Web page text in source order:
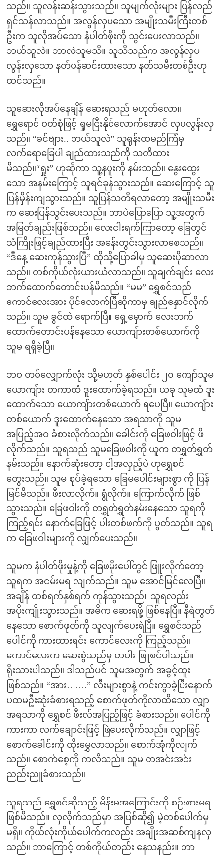
သည်။ သူလန်းဆန်းသွားသည်။ သူမျက်လုံးများ ပြန်လည်
ရှင်သန်လာသည်။ အလွန်လှပသော အမျိုးသမီးကြီးတစ်
ဦးက သူလိုအပ်သော နံပါတ်ဖိုးကို သွင်းပေးလာသည်။
ဘယ်သူလဲ။ ဘာလဲသူမသိ။ သူသိသည်က အလွန်လှပ
လွန်းလှသော နတ်ဖန်ဆင်းထားသော နတ်သမီးတစ်ဦးဟု
ထင်သည်။
သူဆေးလိုအပ်နေချိန် ဆေးရသည် မဟုတ်လော။
ရွှေရောင် ဝတ်စုံဖြင့် ရှုမငြီးနိုင်လောက်အောင် လှပလွန်းလှ
သည်။ “ခင်ဗျား.. ဘယ်သူလဲ” သူရုန်းထမည်ကြံမှ
လက်ရောခြေပါ ချည်ထားသည်ကို သတိထား
မိသည်။“ရှုး” ဟုဆိုကာ သူ့နဖူးကို နမ်းသည်။ နွေးထွေး
သော အနမ်းကြောင့် သူရင်ခုန်သွားသည်။ ဆေးကြောင့် သူ
ပြန်မှိန်းကျသွားသည်။ သူပြန်သတိရလာတော့ အမျိုးသမီး
က ဆေးပြန်သွင်းပေးသည်။ ဘာပဲပြောပြော သူ့အတွက်
အမြတ်ချည်းဖြစ်သည်။ လေးငါးရက်ကြာတော့ ခြေတွင်
သံကြိုးဖြင့်ချည်ထားပြီး အခန်းတွင်းသွားလာစေသည်။
“ဒီနေ့ ဆေးကုန်သွားပြီ” ထိုသို့ပြောခါမှ သူဆေးပိုဆာလာ
သည်။ တစ်ကိုယ်လုံးယားယံလာသည်။ သူချက်ချင်း လေး
ဘက်ထောက်တောင်းပန်မိသည်။ “မမ” ရွှေစင်သည်
ကောင်လေးအား ပိုင်လောက်ပြီဆိုကာမှ ချည်နှောင်လိုက်
သည်။ သူမ ခွင်ထဲ ရောက်ပြီ။ ရှေ့မှောက် လေးဘက်
ထောက်တောင်းပန်နေသော ယောကျ်ားတစ်ယောက်ကို
သူမ ရရှိခဲ့ပြီ။
ဘဝ တစ်လျှောက်လုံး သို့မဟုတ် နှစ်ပေါင်း ၂၀ ကျော်သူမ
ယောကျ်ား တကာထံ ဒူးထောက်ခဲ့ရသည်။ ယခု သူမထံ ဒူး
ထောက်သော ယောကျ်ားတစ်ယောက် ရပေပြီ။ ယောကျ်ား
တစ်ယောက် ဒူးထောက်နေသော အရသာကို သူမ
အပြည့်အဝ ခံစားလိုက်သည်။ ခေါင်းကို ခြေဖဝါးဖြင့် ဖိ
လိုက်သည်။ သူရသည် သူမခြေဖဝါးကို ယူက တရွှတ်ရွှတ်
နမ်းသည်။ နောက်ဆုံးတော့ ငါ့အလှည့်ပဲ ဟုရွှေစင်
တွေးသည်။ သူမ စုပ်ခဲ့ရသော ခြေမပေါင်းများစွာ ကို ပြန်
မြင်မိသည်။ ဖီးလာလိုက်။ ရွံလိုက်။ ကြောက်လိုက် ဖြစ်
သွားသည်။ ခြေဖဝါးကို တရွှတ်ရွှတ်နမ်းနေသော သူရကို
ကြည့်ရင်း နောက်ခြေဖြင့် ပါးတစ်ဖက်ကို ပွတ်သည်။ သူရ
က ခြေဖဝါးများကို လျှက်ပေးသည်။
သူမက နံပါတ်ဖိုးမှုန့်ကို ခြေဖမိုးပေါ်တွင် ဖြူးလိုက်တော့
သူရက အငမ်းမရ လျက်သည်။ သူမ အောင်မြင်လေပြီ။
အချိန် တစ်ရက်နှစ်ရက် ကုန်သွားသည်။ သူရလည်း
အပိုးကျိုးသွားသည်။ အဓိက ဆေးရဖို့ ဖြစ်နေပြီ။ နီရဲတွတ်
နေသော စောက်ဖုတ်ကို သူလျက်ပေးရဲပြီ။ ရွှေစင်သည်
ပေါင်ကို ကားထားရင်း ကောင်လေးကို ကြည့်သည်။
ကောင်လေးက ဆေးစွဲသည်မှ တပါး ဖြူစင်ပါသည်။
ရိုးသားပါသည်။ ဒါသည်ပင် သူမအတွက် အခွင့်ထူး
ဖြစ်သည်။ “အား…….” လီးများစွာနဲ့ ကင်းကွာခဲ့ပြီးနောက်
ပထမဦးဆုံးခံစားရသည့် စောက်ဖုတ်ကိုလာထိသော လျှာ
အရသာကို ရွှေစင် ဖီးလ်အပြည့်ဖြင့် ခံစားသည်။ ပေါင်ကို
ကားကာ လက်ချောင်းဖြင့် ဖြဲပေးလိုက်သည်။ လျှာဖြင့်
စောက်ခေါင်းကို ထိုးမွှေလာသည်။ စောက်အုံကိုလျက်
သည်။ စောက်စေ့ကို ကလိသည်။ သူမ တအင်းအင်း
ညည်းညူခံစားသည်။
သူရသည် ရွှေစင်ဆိုသည့် မိန်းမအကြောင်းကို စဉ်းစားမရ
ဖြစ်မိသည်။ လှလိုက်သည်မှာ အပြစ်ဆို၍ မဲ့တစ်ပေါက်မှ
မရှိ။ ကိုယ်လုံးကိုယ်ပေါက်ကလည်း အချိုးအဆစ်ကျနလှ
သည်။ ဘာကြောင့် တစ်ကိုယ်တည်း နေသနည်း။ ဘာ